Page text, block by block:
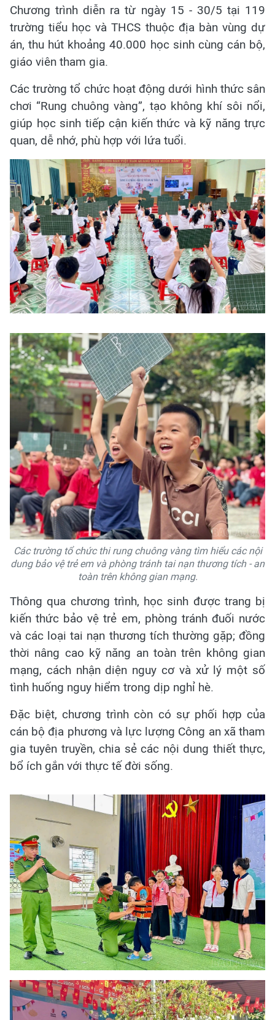
Chương trình diễn ra từ ngày 15 - 30/5 tại 119
trường tiểu học và THCS thuộc địa bàn vùng dự
án, thu hút khoảng 40.000 học sinh cùng cán bộ,
giáo viên tham gia.
Các trường tổ chức hoạt động dưới hình thức sân
chơi “Rung chuông vàng”, tạo không khí sôi nổi,
giúp học sinh tiếp cận kiến thức và kỹ năng trực
quan, dễ nhớ, phù hợp với lứa tuổi.
Các trường tổ chức thi rung chuông vàng tìm hiểu các nội
dung bảo vệ trẻ em và phòng tránh tai nạn thương tích - an
toàn trên không gian mạng.
Thông qua chương trình, học sinh được trang bị
kiến thức bảo vệ trẻ em, phòng tránh đuối nước
và các loại tai nạn thương tích thường gặp; đồng
thời nâng cao kỹ năng an toàn trên không gian
mạng, cách nhận diện nguy cơ và xử lý một số
tình huống nguy hiểm trong dịp nghỉ hè.
Đặc biệt, chương trình còn có sự phối hợp của
cán bộ địa phương và lực lượng Công an xã tham
gia tuyên truyền, chia sẻ các nội dung thiết thực,
bổ ích gắn với thực tế đời sống.